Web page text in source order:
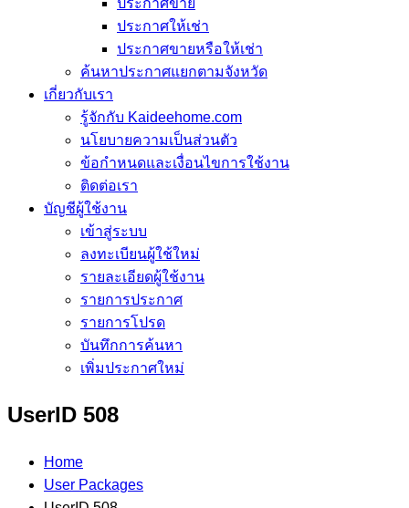
ประกาศขาย
ประกาศให้เช่า
ประกาศขายหรือให้เช่า
ค้นหาประกาศแยกตามจังหวัด
เกี่ยวกับเรา
รู้จักกับ Kaideehome.com
นโยบายความเป็นส่วนตัว
ข้อกำหนดและเงื่อนไขการใช้งาน
ติดต่อเรา
บัญชีผู้ใช้งาน
เข้าสู่ระบบ
ลงทะเบียนผู้ใช้ใหม่
รายละเอียดผู้ใช้งาน
รายการประกาศ
รายการโปรด
บันทึกการค้นหา
เพิ่มประกาศใหม่
UserID 508
Home
User Packages